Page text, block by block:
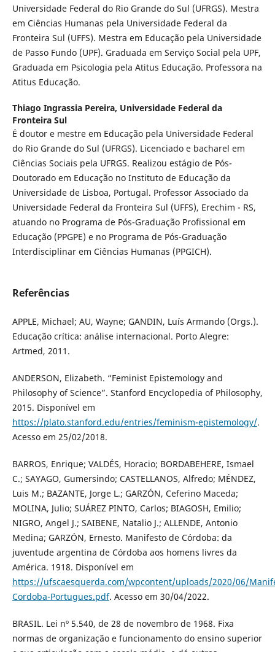
Universidade Federal do Rio Grande do Sul (UFRGS). Mestra
em Ciências Humanas pela Universidade Federal da
Fronteira Sul (UFFS). Mestra em Educação pela Universidade
de Passo Fundo (UPF). Graduada em Serviço Social pela UPF,
Graduada em Psicologia pela Atitus Educação. Professora na
Atitus Educação.
Thiago Ingrassia Pereira, Universidade Federal da
Fronteira Sul
É doutor e mestre em Educação pela Universidade Federal
do Rio Grande do Sul (UFRGS). Licenciado e bacharel em
Ciências Sociais pela UFRGS. Realizou estágio de Pós-
Doutorado em Educação no Instituto de Educação da
Universidade de Lisboa, Portugal. Professor Associado da
Universidade Federal da Fronteira Sul (UFFS), Erechim - RS,
atuando no Programa de Pós-Graduação Profissional em
Educação (PPGPE) e no Programa de Pós-Graduação
Interdisciplinar em Ciências Humanas (PPGICH).
Referências
APPLE, Michael; AU, Wayne; GANDIN, Luís Armando (Orgs.).
Educação crítica: análise internacional. Porto Alegre:
Artmed, 2011.
ANDERSON, Elizabeth. “Feminist Epistemology and
Philosophy of Science”. Stanford Encyclopedia of Philosophy,
2015. Disponível em
https://plato.stanford.edu/entries/feminism-epistemology/.
Acesso em 25/02/2018.
BARROS, Enrique; VALDÉS, Horacio; BORDABEHERE, Ismael
C.; SAYAGO, Gumersindo; CASTELLANOS, Alfredo; MÉNDEZ,
Luis M.; BAZANTE, Jorge L.; GARZÓN, Ceferino Maceda;
MOLINA, Julio; SUÁREZ PINTO, Carlos; BIAGOSH, Emilio;
NIGRO, Angel J.; SAIBENE, Natalio J.; ALLENDE, Antonio
Medina; GARZÓN, Ernesto. Manifesto de Córdoba: da
juventude argentina de Córdoba aos homens livres da
América. 1918. Disponível em
https://ufscaesquerda.com/wpcontent/uploads/2020/06/
Cordoba-Portugues.pdf. Acesso em 30/04/2022.
BRASIL. Lei nº 5.540, de 28 de novembro de 1968. Fixa
normas de organização e funcionamento do ensino superior